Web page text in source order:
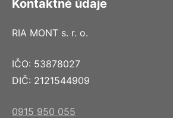
Kontaktné údaje
RIA MONT s. r. o.
IČO: 53878027
DIČ: 2121544909
0915 950 055